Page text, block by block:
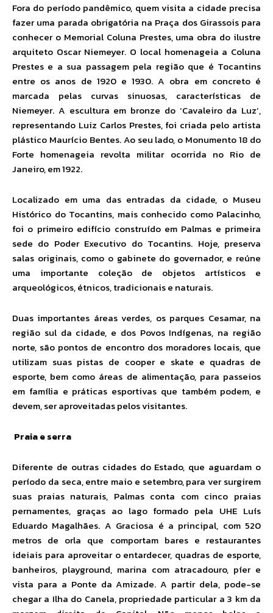
Fora do período pandêmico, quem visita a cidade precisa
fazer uma parada obrigatória na Praça dos Girassois para
conhecer o Memorial Coluna Prestes, uma obra do ilustre
arquiteto Oscar Niemeyer. O local homenageia a Coluna
Prestes e a sua passagem pela região que é Tocantins
entre os anos de 1920 e 1930. A obra em concreto é
marcada pelas curvas sinuosas, características de
Niemeyer. A escultura em bronze do ‘Cavaleiro da Luz’,
representando Luiz Carlos Prestes, foi criada pelo artista
plástico Maurício Bentes. Ao seu lado, o Monumento 18 do
Forte homenageia revolta militar ocorrida no Rio de
Janeiro, em 1922.
Localizado em uma das entradas da cidade, o Museu
Histórico do Tocantins, mais conhecido como Palacinho,
foi o primeiro edifício construído em Palmas e primeira
sede do Poder Executivo do Tocantins. Hoje, preserva
salas originais, como o gabinete do governador, e reúne
uma importante coleção de objetos artísticos e
arqueológicos, étnicos, tradicionais e naturais.
Duas importantes áreas verdes, os parques Cesamar, na
região sul da cidade, e dos Povos Indígenas, na região
norte, são pontos de encontro dos moradores locais, que
utilizam suas pistas de cooper e skate e quadras de
esporte, bem como áreas de alimentação, para passeios
em família e práticas esportivas que também podem, e
devem, ser aproveitadas pelos visitantes.
Praia e serra
Diferente de outras cidades do Estado, que aguardam o
período da seca, entre maio e setembro, para ver surgirem
suas praias naturais, Palmas conta com cinco praias
pernamentes, graças ao lago formado pela UHE Luís
Eduardo Magalhães. A Graciosa é a principal, com 520
metros de orla que comportam bares e restaurantes
ideiais para aproveitar o entardecer, quadras de esporte,
banheiros, playground, marina com atracadouro, píer e
vista para a Ponte da Amizade. A partir dela, pode-se
chegar a Ilha do Canela, propriedade particular a 3 km da